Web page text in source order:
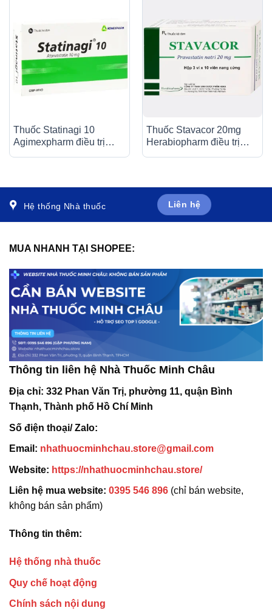
Thuốc Statinagi 10
Agimexpharm điều trị
Thuốc Stavacor 20mg
Herabiopharm điều trị
Hệ thống Nhà thuốc Liên hệ
MUA NHANH TẠI SHOPEE:
Thông tin liên hệ Nhà Thuốc Minh Châu
Địa chỉ: 332 Phan Văn Trị, phường 11, quận Bình
Thạnh, Thành phố Hồ Chí Minh
Số điện thoại/ Zalo:
Email: nhathuocminhchau.store@gmail.com
Website: https://nhathuocminhchau.store/
Liên hệ mua website: 0395 546 896 (chỉ bán website,
không bán sản phẩm)
Thông tin thêm:
Hệ thống nhà thuốc
Quy chế hoạt động
Chính sách nội dung